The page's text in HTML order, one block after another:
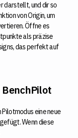
darstellt, und dir so
von Origin, um
Öffne es
als präzise
das perfekt auf
eine neue
Wenn diese